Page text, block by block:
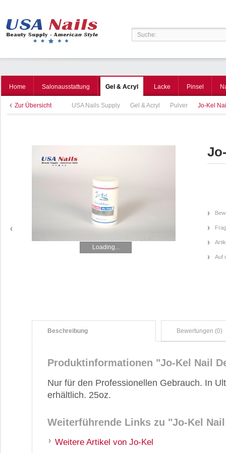
Home Salonausstattung Gel & Acryl Lacke Pinsel
Zur Übersicht USA Nails Supply Gel & Acryl Pulver Jo-Kel
Loading...
Auf
Beschreibung Bewertungen (0)
Produktinformationen "Jo-Kel Nail
Nur für den Professionellen Gebrauch. In
erhältlich. 25oz.
Weiterführende Links zu "Jo-Kel
Weitere Artikel von Jo-Kel